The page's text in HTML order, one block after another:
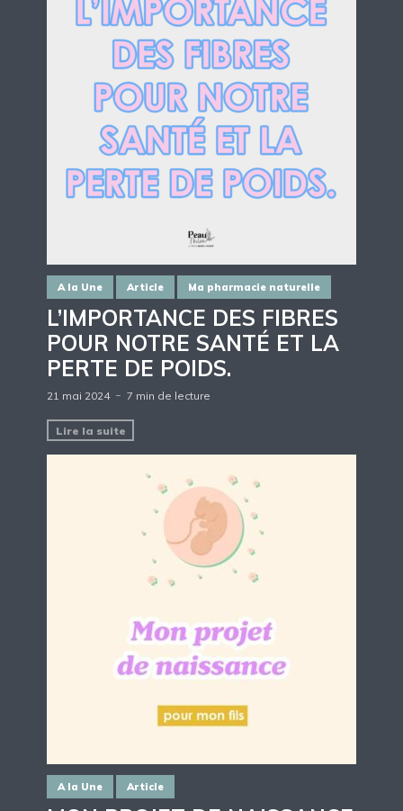
A la Une Article Ma pharmacie naturelle
L’IMPORTANCE DES FIBRES
POUR NOTRE SANTÉ ET LA
PERTE DE POIDS.
21 mai 2024 7 min de lecture
Lire la suite
A la Une Article